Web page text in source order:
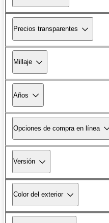
Precios transparentes
Millaje
Años
Opciones de compra en línea
Versión
Color del exterior